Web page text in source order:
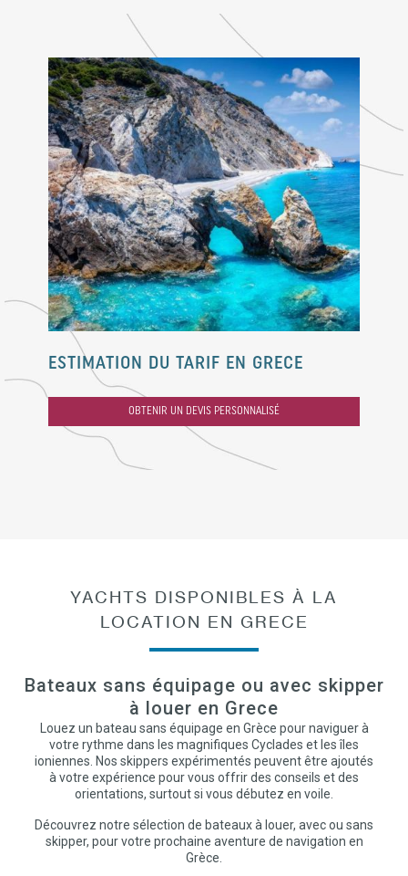
ESTIMATION DU TARIF EN GRECE
OBTENIR UN DEVIS PERSONNALISÉ
YACHTS DISPONIBLES À LA
LOCATION EN GRECE
Bateaux sans équipage ou avec skipper
à louer en Grece
Louez un bateau sans équipage en Grèce pour naviguer à
votre rythme dans les magnifiques Cyclades et les îles
ioniennes. Nos skippers expérimentés peuvent être ajoutés
à votre expérience pour vous offrir des conseils et des
orientations, surtout si vous débutez en voile.
Découvrez notre sélection de bateaux à louer, avec ou sans
skipper, pour votre prochaine aventure de navigation en
Grèce.